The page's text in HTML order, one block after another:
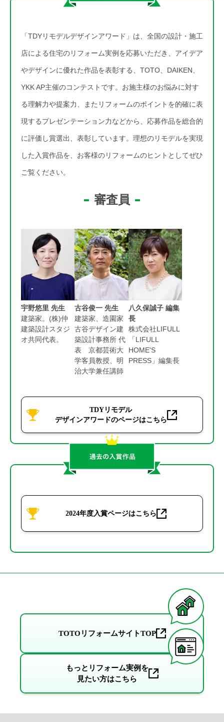
「TDYリモデルデザインアワード」は、全国の設計・施工
店による住宅のリフォーム実例を応募いただき、アイデア
やデザインに優れた作品を表彰する、TOTO、DAIKEN、
YKK AP主催のコンテストです。お施主様のお悩みに対す
る理解力や提案力、またリフォームのポイントを的確に表
現するプレゼンテーション力などから、応募作品を総合的
に評価し賞選出、表彰しています。理想のリモデルを実現
した入賞作品を、お客様のリフォームのヒントとしてぜひ
ご覧ください。
審査員
宇野悠里 先生
建築家。(株)仲
建築設計スタジ
オ共同代表。
古谷俊一 先生
建築家、造園家
古谷デザイン建
築設計事務所 代
表 京都芸術大
学客員教授、明
治大学兼任講師
八久保誠子 編集
長
株式会社LIFULL
「LIFULL
HOME'S
PRESS」編集長
TDYリモデル
デザインアワードのページはこちら
2024年度入賞ページはこちら
TOTOリフォームサイトTOP
もっとリフォーム実例を
見たい方はこちら